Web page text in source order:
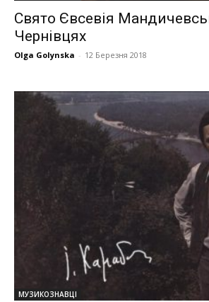
Свято Євсевія
Чернівцях
Olga Golynska - 12 Березня 2018
МУЗИКОЗНАВЦІ